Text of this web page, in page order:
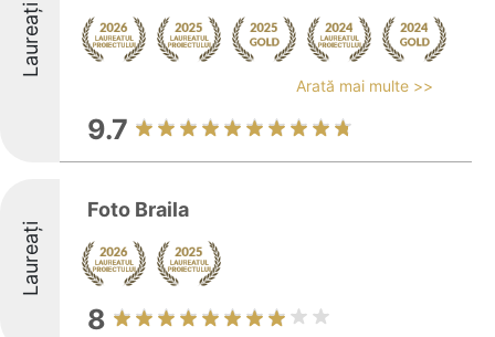
Laureați
Arată mai multe >>
9.7
Laureați
Foto Braila
8